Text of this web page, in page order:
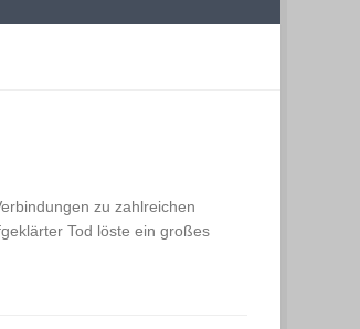
zu zahlreichen
Tod löste ein großes